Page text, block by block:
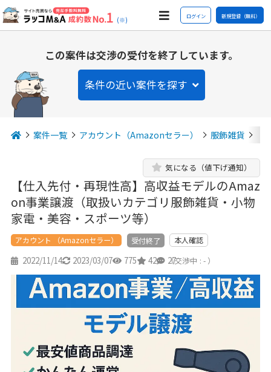
(※) ログイン 新規登録（無料）
この案件は交渉の受付を終了しています。
条件の近い案件を探す
案件一覧 アカウント（Amazonセラー） 服飾雑貨
【仕入先付・再現性高】高収益モデルのAmaz
on事業譲渡（取扱いカテゴリ服飾雑貨・小物
家電・美容・スポーツ等）
気になる（値下げ通知）
アカウント （Amazonセラー） 受付終了 本人確認
2022/11/14 2023/03/07 775 42 27
（交渉中 : - ）